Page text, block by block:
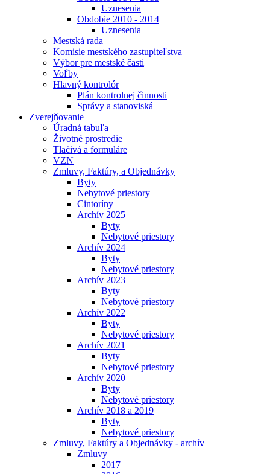
Uznesenia
Obdobie 2010 - 2014
Uznesenia
Mestská rada
Komisie mestského zastupiteľstva
Výbor pre mestské časti
Voľby
Hlavný kontrolór
Plán kontrolnej činnosti
Správy a stanoviská
Zverejňovanie
Úradná tabuľa
Životné prostredie
Tlačivá a formuláre
VZN
Zmluvy, Faktúry, a Objednávky
Byty
Nebytové priestory
Cintoríny
Archív 2025
Byty
Nebytové priestory
Archív 2024
Byty
Nebytové priestory
Archív 2023
Byty
Nebytové priestory
Archív 2022
Byty
Nebytové priestory
Archív 2021
Byty
Nebytové priestory
Archív 2020
Byty
Nebytové priestory
Archív 2018 a 2019
Byty
Nebytové priestory
Zmluvy, Faktúry a Objednávky - archív
Zmluvy
2017